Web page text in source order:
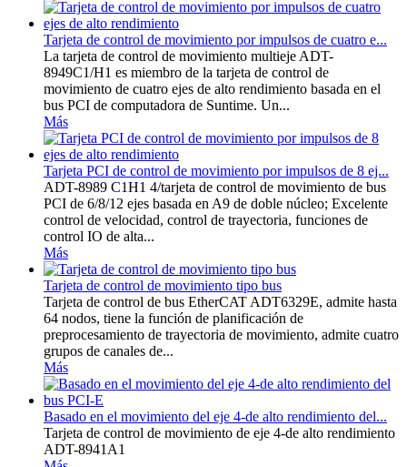
Tarjeta de control de movimiento por impulsos de cuatro e...
La tarjeta de control de movimiento multieje ADT-
8949C1/H1 es miembro de la tarjeta de control de
movimiento de cuatro ejes de alto rendimiento basada en el
bus PCI de computadora de Suntime. Un...
Más
Tarjeta PCI de control de movimiento por impulsos de 8 ej...
ADT-8989 C1H1 4/tarjeta de control de movimiento de bus
PCI de 6/8/12 ejes basada en A9 de doble núcleo; Excelente
control de velocidad, control de trayectoria, funciones de
control IO de alta...
Más
Tarjeta de control de movimiento tipo bus
Tarjeta de control de bus EtherCAT ADT6329E, admite hasta
64 nodos, tiene la función de planificación de
preprocesamiento de trayectoria de movimiento, admite cuatro
grupos de canales de...
Más
Basado en el movimiento del eje 4-de alto rendimiento del...
Tarjeta de control de movimiento de eje 4-de alto rendimiento
ADT-8941A1